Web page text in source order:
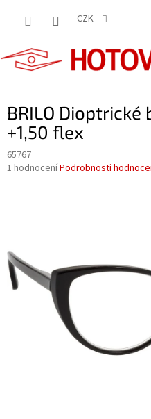
CZK
BRILO Dioptrické
+1,50 flex
65767
Průměrné
hvězdiček.
1 hodnoceníPodrobnosti